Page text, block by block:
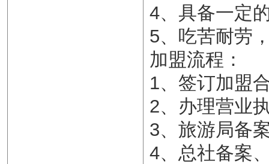
4、具备一定
5、吃苦耐劳
加盟流程：
1、签订加盟
2、办理营业
3、旅游局备
4、总社备案